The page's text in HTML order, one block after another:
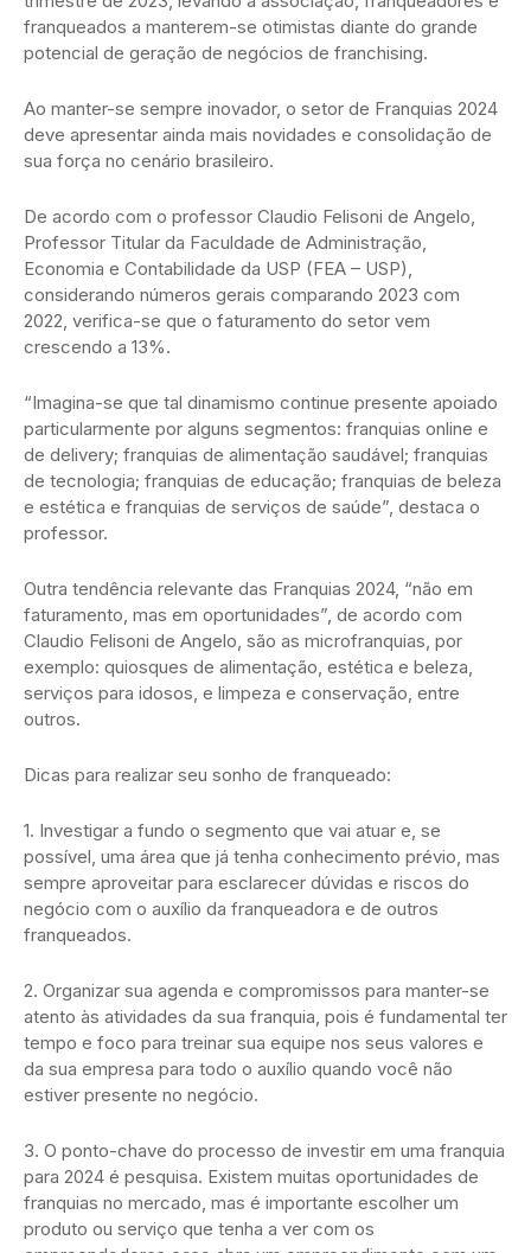
franqueados a manterem-se otimistas diante do grande
potencial de geração de negócios de franchising.
Ao manter-se sempre inovador, o setor de Franquias 2024
deve apresentar ainda mais novidades e consolidação de
sua força no cenário brasileiro.
De acordo com o professor Claudio Felisoni de Angelo,
Professor Titular da Faculdade de Administração,
Economia e Contabilidade da USP (FEA – USP),
considerando números gerais comparando 2023 com
2022, verifica-se que o faturamento do setor vem
crescendo a 13%.
“Imagina-se que tal dinamismo continue presente apoiado
particularmente por alguns segmentos: franquias online e
de delivery; franquias de alimentação saudável; franquias
de tecnologia; franquias de educação; franquias de beleza
e estética e franquias de serviços de saúde”, destaca o
professor.
Outra tendência relevante das Franquias 2024, “não em
faturamento, mas em oportunidades”, de acordo com
Claudio Felisoni de Angelo, são as microfranquias, por
exemplo: quiosques de alimentação, estética e beleza,
serviços para idosos, e limpeza e conservação, entre
outros.
Dicas para realizar seu sonho de franqueado:
1. Investigar a fundo o segmento que vai atuar e, se
possível, uma área que já tenha conhecimento prévio, mas
sempre aproveitar para esclarecer dúvidas e riscos do
negócio com o auxílio da franqueadora e de outros
franqueados.
2. Organizar sua agenda e compromissos para manter-se
atento às atividades da sua franquia, pois é fundamental ter
tempo e foco para treinar sua equipe nos seus valores e
da sua empresa para todo o auxílio quando você não
estiver presente no negócio.
3. O ponto-chave do processo de investir em uma franquia
para 2024 é pesquisa. Existem muitas oportunidades de
franquias no mercado, mas é importante escolher um
produto ou serviço que tenha a ver com os